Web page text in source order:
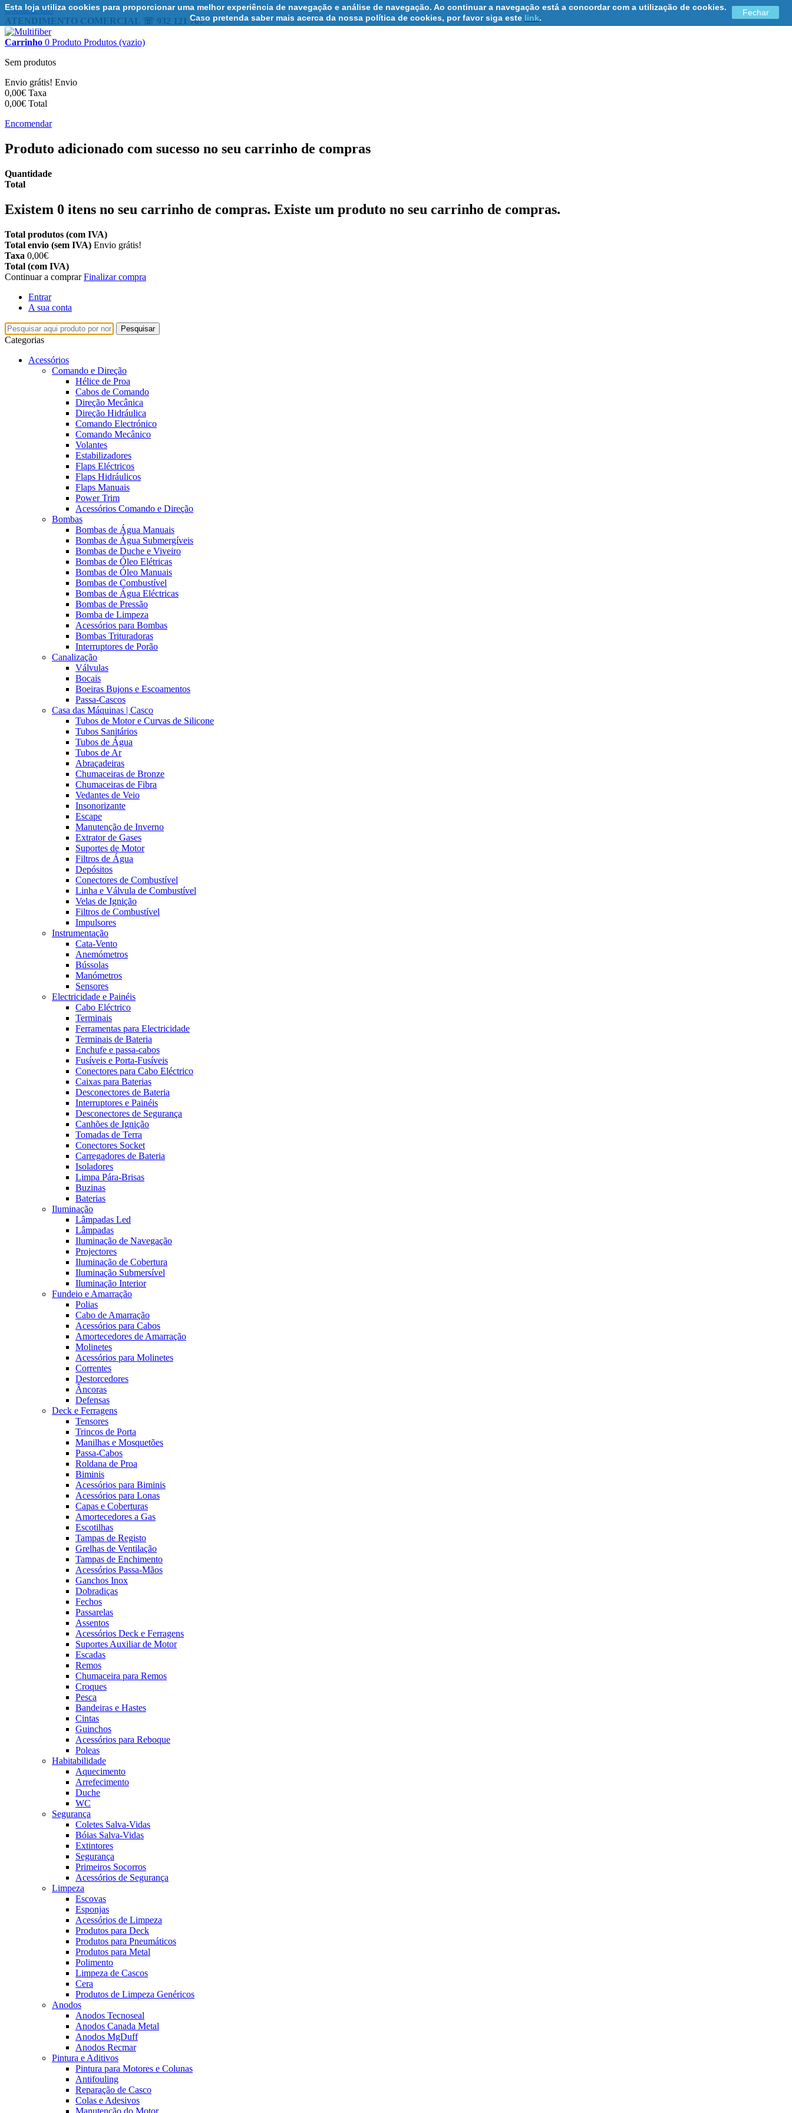
Esta loja utiliza cookies para proporcionar uma melhor experiência de navegação e análise de navegação. Ao continuar a navegação está a concordar com a utilização de cookies.
Caso pretenda saber mais acerca da nossa política de cookies, por favor siga este link.
Fechar
Contacte-nos
ATENDIMENTO COMERCIAL ☏ 932 121 707
Carrinho 0 Produto Produtos (vazio)
Sem produtos
Envio grátis! Envio
0,00€ Taxa
0,00€ Total
Encomendar
Produto adicionado com sucesso no seu carrinho de compras
Quantidade
Total
Existem 0 itens no seu carrinho de compras. Existe um produto no seu carrinho de compras.
Total produtos (com IVA)
Total envio (sem IVA) Envio grátis!
Taxa 0,00€
Total (com IVA)
Continuar a comprarFinalizar compra
Entrar
A sua conta
Pesquisar
Categorias
Acessórios
Comando e Direção
Hélice de Proa
Cabos de Comando
Direção Mecânica
Direção Hidráulica
Comando Electrónico
Comando Mecânico
Volantes
Estabilizadores
Flaps Eléctricos
Flaps Hidráulicos
Flaps Manuais
Power Trim
Acessórios Comando e Direção
Bombas
Bombas de Água Manuais
Bombas de Água Submergíveis
Bombas de Duche e Viveiro
Bombas de Óleo Elétricas
Bombas de Óleo Manuais
Bombas de Combustível
Bombas de Água Eléctricas
Bombas de Pressão
Bomba de Limpeza
Acessórios para Bombas
Bombas Trituradoras
Interruptores de Porão
Canalização
Válvulas
Bocais
Boeiras Bujons e Escoamentos
Passa-Cascos
Casa das Máquinas | Casco
Tubos de Motor e Curvas de Silicone
Tubos Sanitários
Tubos de Água
Tubos de Ar
Abraçadeiras
Chumaceiras de Bronze
Chumaceiras de Fibra
Vedantes de Veio
Insonorizante
Escape
Manutenção de Inverno
Extrator de Gases
Suportes de Motor
Filtros de Água
Depósitos
Conectores de Combustível
Linha e Válvula de Combustível
Velas de Ignição
Filtros de Combustível
Impulsores
Instrumentação
Cata-Vento
Anemómetros
Bússolas
Manómetros
Sensores
Electricidade e Painéis
Cabo Eléctrico
Terminais
Ferramentas para Electricidade
Terminais de Bateria
Enchufe e passa-cabos
Fusíveis e Porta-Fusíveis
Conectores para Cabo Eléctrico
Caixas para Baterias
Desconectores de Bateria
Interruptores e Painéis
Desconectores de Segurança
Canhões de Ignição
Tomadas de Terra
Conectores Socket
Carregadores de Bateria
Isoladores
Limpa Pára-Brisas
Buzinas
Baterias
Iluminação
Lâmpadas Led
Lâmpadas
Iluminação de Navegação
Projectores
Iluminação de Cobertura
Iluminação Submersível
Iluminação Interior
Fundeio e Amarração
Polias
Cabo de Amarração
Acessórios para Cabos
Amortecedores de Amarração
Molinetes
Acessórios para Molinetes
Correntes
Destorcedores
Âncoras
Defensas
Deck e Ferragens
Tensores
Trincos de Porta
Manilhas e Mosquetões
Passa-Cabos
Roldana de Proa
Biminis
Acessórios para Biminis
Acessórios para Lonas
Capas e Coberturas
Amortecedores a Gas
Escotilhas
Tampas de Registo
Grelhas de Ventilação
Tampas de Enchimento
Acessórios Passa-Mãos
Ganchos Inox
Dobradiças
Fechos
Passarelas
Assentos
Acessórios Deck e Ferragens
Suportes Auxiliar de Motor
Escadas
Remos
Chumaceira para Remos
Croques
Pesca
Bandeiras e Hastes
Cintas
Guinchos
Acessórios para Reboque
Poleas
Habitabilidade
Aquecimento
Arrefecimento
Duche
WC
Segurança
Coletes Salva-Vidas
Bóias Salva-Vidas
Extintores
Segurança
Primeiros Socorros
Acessórios de Segurança
Limpeza
Escovas
Esponjas
Acessórios de Limpeza
Produtos para Deck
Produtos para Pneumáticos
Produtos para Metal
Polimento
Limpeza de Cascos
Cera
Produtos de Limpeza Genéricos
Anodos
Anodos Tecnoseal
Anodos Canada Metal
Anodos MgDuff
Anodos Recmar
Pintura e Aditivos
Pintura para Motores e Colunas
Antifouling
Reparação de Casco
Colas e Adesivos
Manutenção do Motor